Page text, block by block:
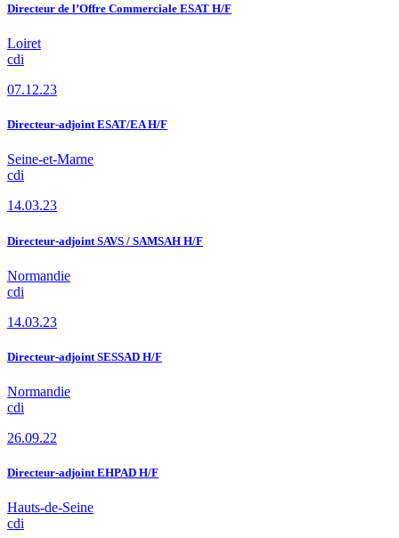
Directeur de l’Offre Commerciale ESAT H/F
Loiret
cdi
07.12.23
Directeur-adjoint ESAT/EA H/F
Seine-et-Marne
cdi
14.03.23
Directeur-adjoint SAVS / SAMSAH H/F
Normandie
cdi
14.03.23
Directeur-adjoint SESSAD H/F
Normandie
cdi
26.09.22
Directeur-adjoint EHPAD H/F
Hauts-de-Seine
cdi